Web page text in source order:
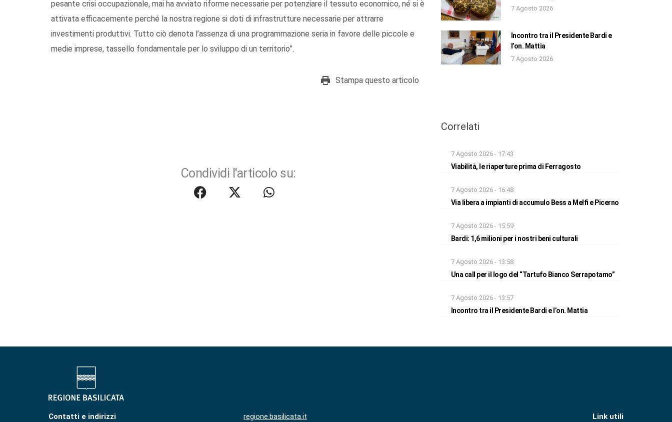
pesante crisi occupazionale, mai ha avviato riforme necessarie per potenziare il tessuto economico, né si è
attivata efficacemente perché la nostra regione si doti di infrastrutture necessarie per attrarre
investimenti produttivi. Tutto ciò denota l’assenza di una programmazione seria in favore delle piccole e
medie imprese, tassello fondamentale per lo sviluppo di un territorio”.
Stampa questo articolo
Condividi l'articolo su:
7 Agosto 2026
Incontro tra il Presidente Bardi e
l’on. Mattia
7 Agosto 2026
Correlati
7 Agosto 2026 - 17:43
Viabilità, le riaperture prima di Ferragosto
7 Agosto 2026 - 16:48
Via libera a impianti di accumulo Bess a Melfi e Picerno
7 Agosto 2026 - 15:59
Bardi: 1,6 milioni per i nostri beni culturali
7 Agosto 2026 - 13:58
Una call per il logo del “Tartufo Bianco Serrapotamo”
7 Agosto 2026 - 13:57
Incontro tra il Presidente Bardi e l’on. Mattia
Contatti e indirizzi regione.basilicata.it Link utili